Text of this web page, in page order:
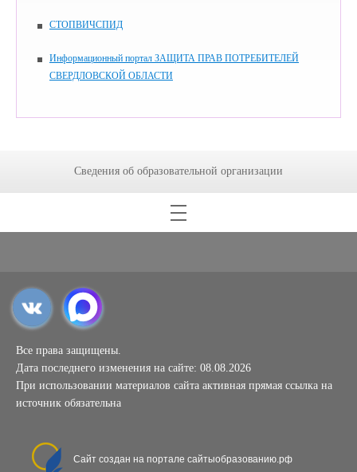
СТОПВИЧСПИД
Информационный портал ЗАЩИТА ПРАВ ПОТРЕБИТЕЛЕЙ
СВЕРДЛОВСКОЙ ОБЛАСТИ
Сведения об образовательной организации
Все права защищены.
Дата последнего изменения на сайте: 08.08.2026
При использовании материалов сайта активная прямая ссылка на
источник обязательна
Сайт создан на портале сайтыобразованию.рф